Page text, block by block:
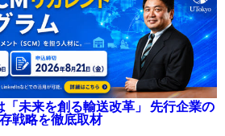
「未来を創る輸送改革」 先行企業の
戦略を徹底取材